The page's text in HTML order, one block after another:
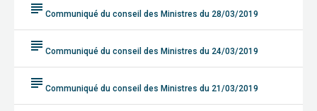
subject Communiqué du conseil des Ministres du 28/03/2019
subject Communiqué du conseil des Ministres du 24/03/2019
subject Communiqué du conseil des Ministres du 21/03/2019